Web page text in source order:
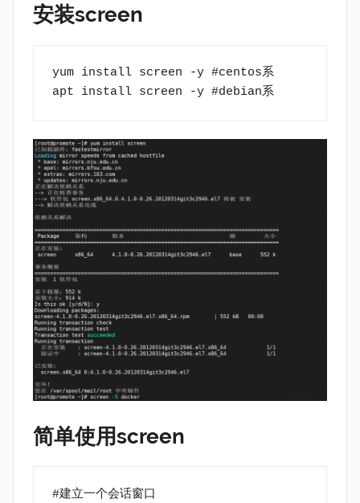
安装screen
yum install screen -y #centos系
apt install screen -y #debian系
简单使用screen
#建立一个会话窗口